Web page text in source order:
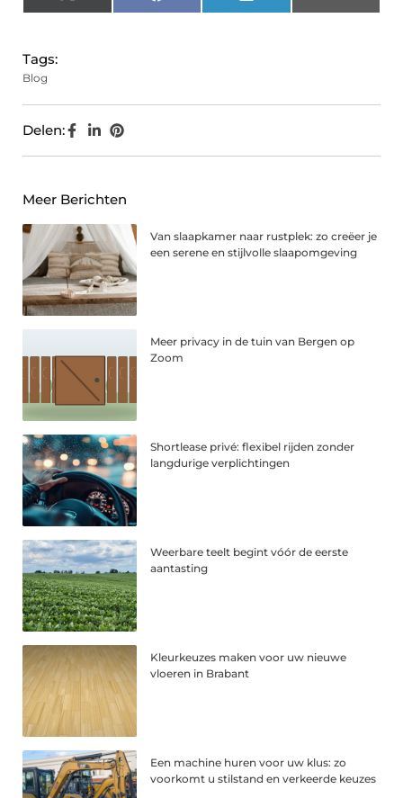
(Twitter)
Tags:
Blog
Delen:
Meer Berichten
Van slaapkamer naar rustplek: zo creëer je
een serene en stijlvolle slaapomgeving
Meer privacy in de tuin van Bergen op
Zoom
Shortlease privé: flexibel rijden zonder
langdurige verplichtingen
Weerbare teelt begint vóór de eerste
aantasting
Kleurkeuzes maken voor uw nieuwe
vloeren in Brabant
Een machine huren voor uw klus: zo
voorkomt u stilstand en verkeerde keuzes